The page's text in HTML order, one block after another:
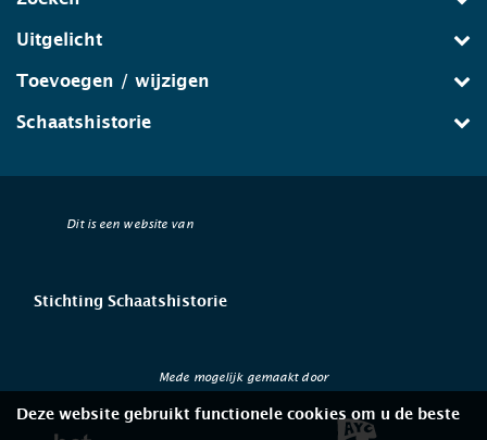
Uitgelicht
Toevoegen / wijzigen
Schaatshistorie
Dit is een website van
Stichting Schaatshistorie
Mede mogelijk gemaakt door
Deze website gebruikt functionele cookies om u de beste